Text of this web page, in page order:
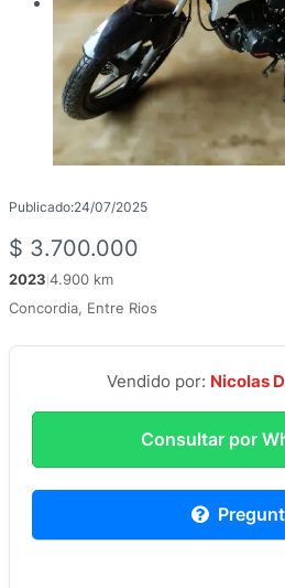
Publicado:24/07/2025
$ 3.700.000
2023 4.900 km
Concordia, Entre Rios
Vendido por: Nicolas
Consultar por